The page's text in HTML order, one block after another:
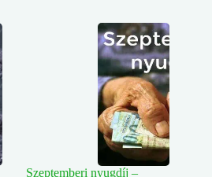
Szeptemberi nyugdíj –